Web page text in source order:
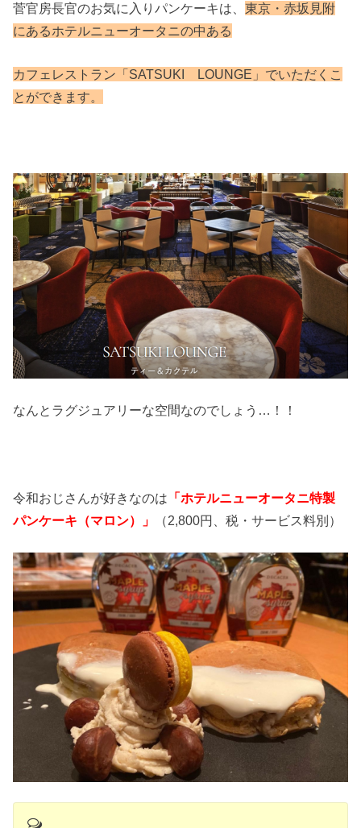
菅官房長官のお気に入りパンケーキは、東京・赤坂見附
にあるホテルニューオータニの中ある
カフェレストラン「SATSUKI LOUNGE」でいただくこ
とができます。
なんとラグジュアリーな空間なのでしょう…！！
令和おじさんが好きなのは 「ホテルニューオータニ特製
パンケーキ（マロン）」
（2,800円、税・サービス料別）